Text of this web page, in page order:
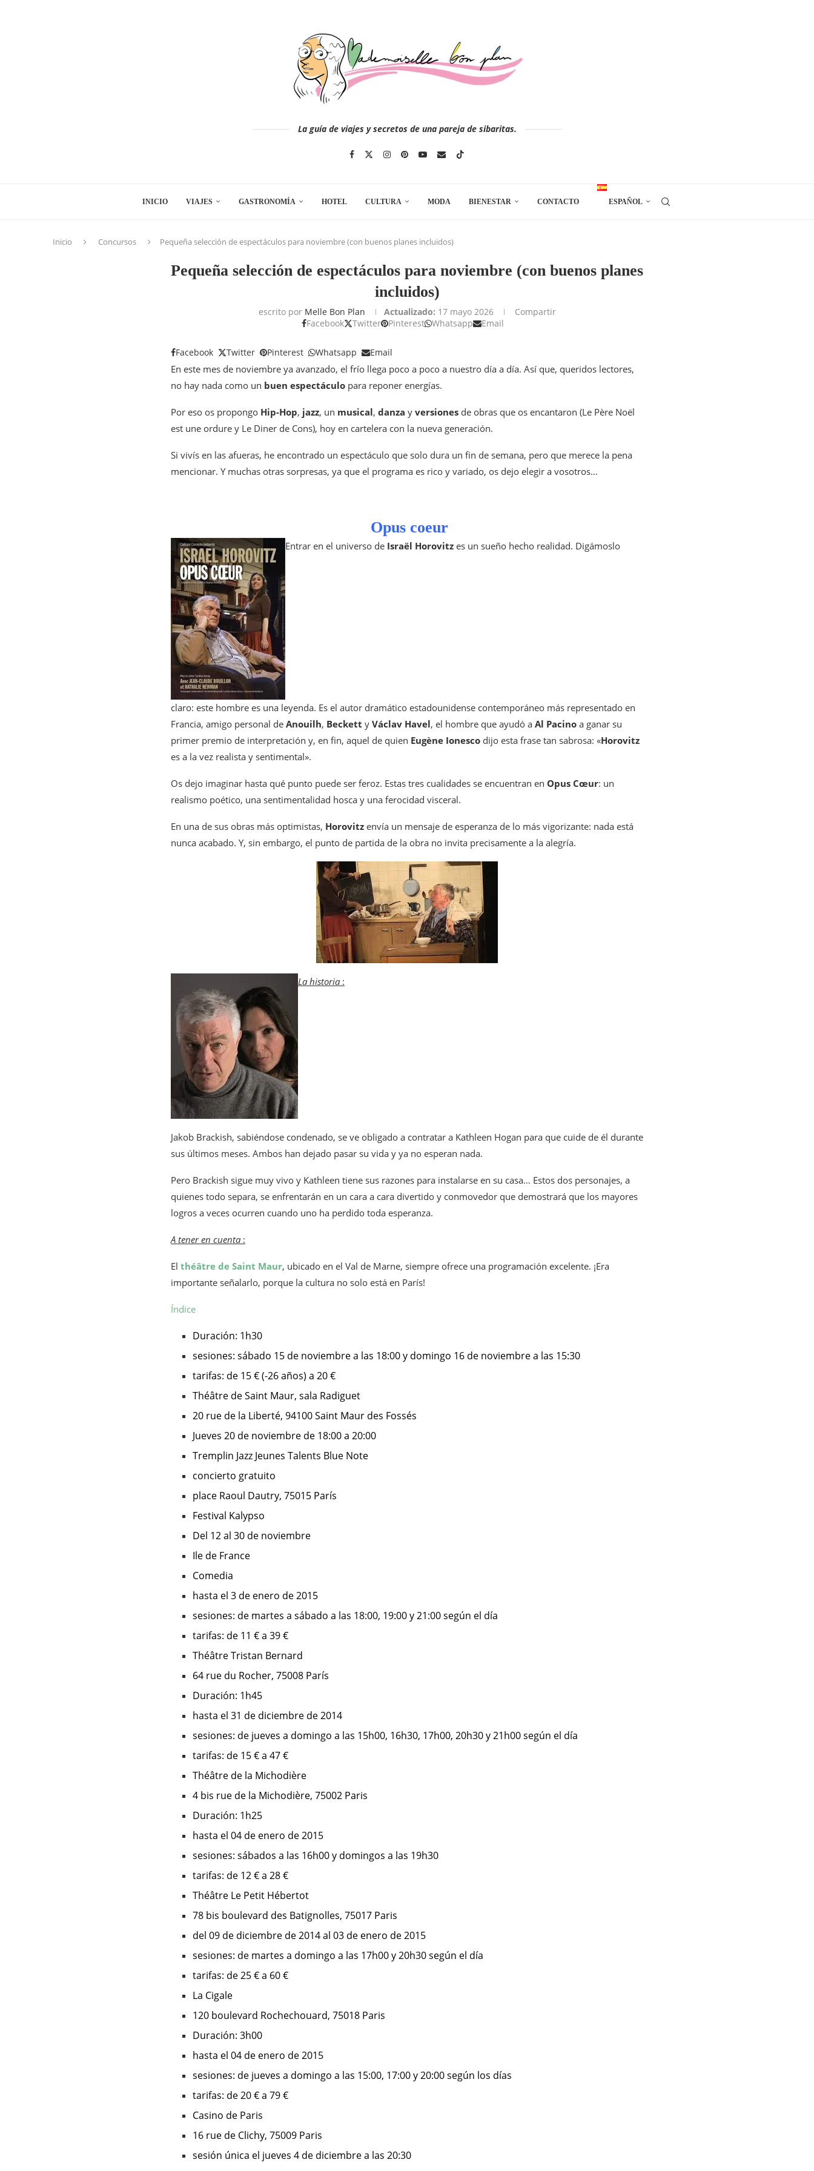
La guía de viajes y secretos de una pareja de sibaritas.
INICIO VIAJES GASTRONOMÍA HOTEL CULTURA MODA BIENESTAR CONTACTO ESPAÑOL
Inicio Concursos Pequeña selección de espectáculos para noviembre (con buenos planes incluidos)
Pequeña selección de espectáculos para noviembre (con buenos planes
incluidos)
escrito por Melle Bon Plan Actualizado: 17 mayo 2026
Compartir
Facebook
Twitter Pinterest Whatsapp Email
Facebook Twitter Pinterest Whatsapp Email
En este mes de noviembre ya avanzado, el frío llega poco a poco a nuestro día a día. Así que, queridos lectores,
no hay nada como un buen espectáculo para reponer energías.
Por eso os propongo Hip-Hop, jazz, un musical, danza y versiones de obras que os encantaron (Le Père Noël
est une ordure y Le Diner de Cons), hoy en cartelera con la nueva generación.
Si vivís en las afueras, he encontrado un espectáculo que solo dura un fin de semana, pero que merece la pena
mencionar. Y muchas otras sorpresas, ya que el programa es rico y variado, os dejo elegir a vosotros…
Opus coeur
Entrar en el universo de Israël Horovitz es un sueño hecho realidad. Digámoslo
claro: este hombre es una leyenda. Es el autor dramático estadounidense contemporáneo más representado en
Francia, amigo personal de Anouilh, Beckett y Václav Havel, el hombre que ayudó a Al Pacino a ganar su
primer premio de interpretación y, en fin, aquel de quien Eugène Ionesco dijo esta frase tan sabrosa: «Horovitz
es a la vez realista y sentimental».
Os dejo imaginar hasta qué punto puede ser feroz. Estas tres cualidades se encuentran en Opus Cœur: un
realismo poético, una sentimentalidad hosca y una ferocidad visceral.
En una de sus obras más optimistas, Horovitz envía un mensaje de esperanza de lo más vigorizante: nada está
nunca acabado. Y, sin embargo, el punto de partida de la obra no invita precisamente a la alegría.
La historia :
Jakob Brackish, sabiéndose condenado, se ve obligado a contratar a Kathleen Hogan para que cuide de él durante
sus últimos meses. Ambos han dejado pasar su vida y ya no esperan nada.
Pero Brackish sigue muy vivo y Kathleen tiene sus razones para instalarse en su casa… Estos dos personajes, a
quienes todo separa, se enfrentarán en un cara a cara divertido y conmovedor que demostrará que los mayores
logros a veces ocurren cuando uno ha perdido toda esperanza.
A tener en cuenta :
El théâtre de Saint Maur, ubicado en el Val de Marne, siempre ofrece una programación excelente. ¡Era
importante señalarlo, porque la cultura no solo está en París!
Índice
Duración: 1h30
sesiones: sábado 15 de noviembre a las 18:00 y domingo 16 de noviembre a las 15:30
tarifas: de 15 € (-26 años) a 20 €
Théâtre de Saint Maur, sala Radiguet
20 rue de la Liberté, 94100 Saint Maur des Fossés
Jueves 20 de noviembre de 18:00 a 20:00
Tremplin Jazz Jeunes Talents Blue Note
concierto gratuito
place Raoul Dautry, 75015 París
Festival Kalypso
Del 12 al 30 de noviembre
Ile de France
Comedia
hasta el 3 de enero de 2015
sesiones: de martes a sábado a las 18:00, 19:00 y 21:00 según el día
tarifas: de 11 € a 39 €
Théâtre Tristan Bernard
64 rue du Rocher, 75008 París
Duración: 1h45
hasta el 31 de diciembre de 2014
sesiones: de jueves a domingo a las 15h00, 16h30, 17h00, 20h30 y 21h00 según el día
tarifas: de 15 € a 47 €
Théâtre de la Michodière
4 bis rue de la Michodière, 75002 Paris
Duración: 1h25
hasta el 04 de enero de 2015
sesiones: sábados a las 16h00 y domingos a las 19h30
tarifas: de 12 € a 28 €
Théâtre Le Petit Hébertot
78 bis boulevard des Batignolles, 75017 Paris
del 09 de diciembre de 2014 al 03 de enero de 2015
sesiones: de martes a domingo a las 17h00 y 20h30 según el día
tarifas: de 25 € a 60 €
La Cigale
120 boulevard Rochechouard, 75018 Paris
Duración: 3h00
hasta el 04 de enero de 2015
sesiones: de jueves a domingo a las 15:00, 17:00 y 20:00 según los días
tarifas: de 20 € a 79 €
Casino de Paris
16 rue de Clichy, 75009 Paris
sesión única el jueves 4 de diciembre a las 20:30